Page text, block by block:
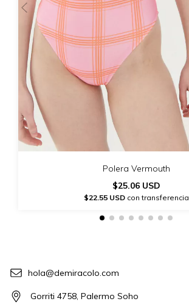
Polera Vermouth
$25.06 USD
$22.55 USDcon transferencia
hola@demiracolo.com
Gorriti 4758, Palermo Soho